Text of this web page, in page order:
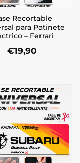
Recortable
para Patinete
– Ferrari
€19,90